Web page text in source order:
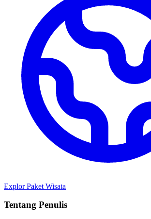
Explor Paket Wisata
Tentang Penulis